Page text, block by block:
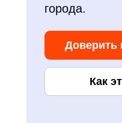
Доверить
Как
города.